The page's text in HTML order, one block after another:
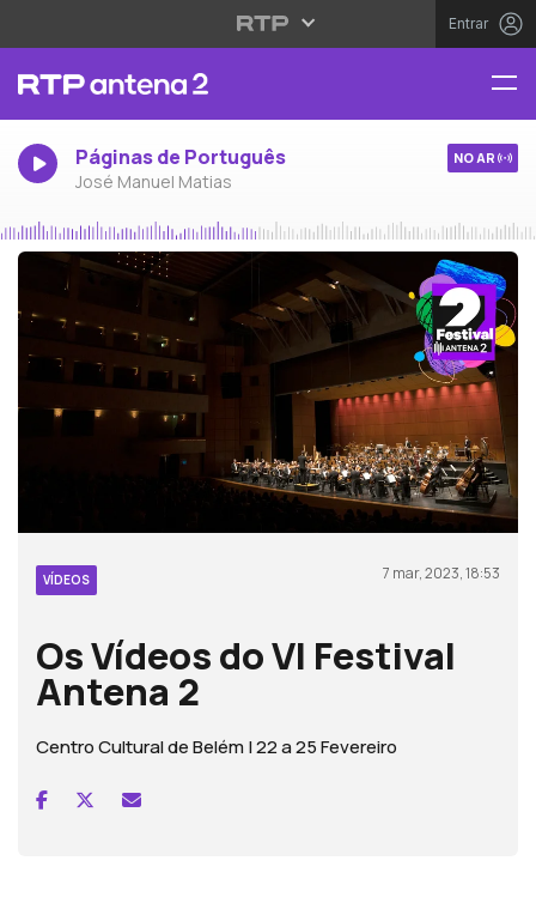
Entrar
Páginas de Português
José Manuel Matias
NO AR
VÍDEOS 7 mar, 2023, 18:53
Os Vídeos do VI Festival
Antena 2
Centro Cultural de Belém | 22 a 25 Fevereiro